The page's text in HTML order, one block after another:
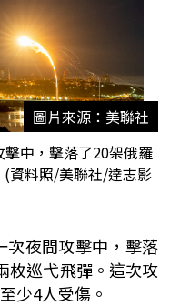
圖片來源：美聯社
中，擊落了20架俄羅
資料照/美聯社/達志影
次夜間攻擊中，擊落
枚巡弋飛彈。這次攻
少4人受傷。